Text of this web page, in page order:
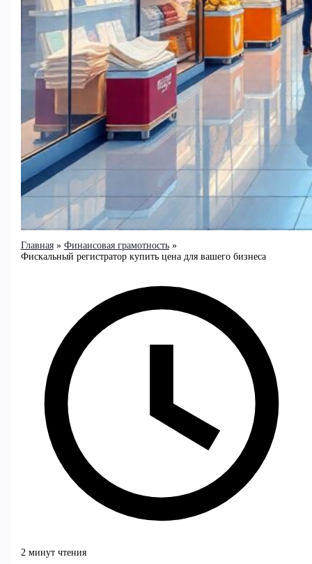
Главная
Финансовая грамотность
Фискальный регистратор купить цена для вашего бизнеса
2 минут чтения